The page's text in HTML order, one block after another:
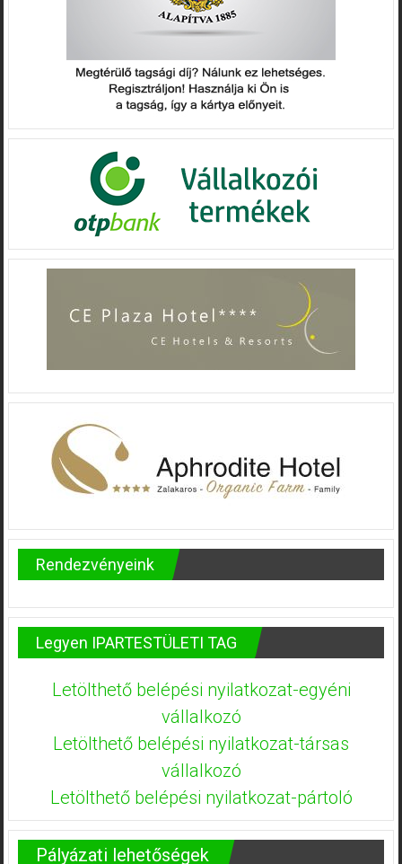
Rendezvényeink
Legyen IPARTESTÜLETI TAG
Letölthető belépési nyilatkozat-egyéni
vállalkozó
Letölthető belépési nyilatkozat-társas
vállalkozó
Letölthető belépési nyilatkozat-pártoló
Pályázati lehetőségek